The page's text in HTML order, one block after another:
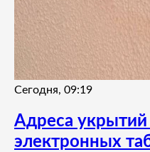
Сегодня, 09:19
Адреса укрытий
электронных